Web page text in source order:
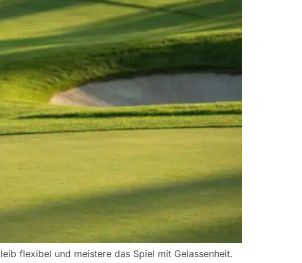
flexibel und meistere das Spiel mit Gelassenheit.